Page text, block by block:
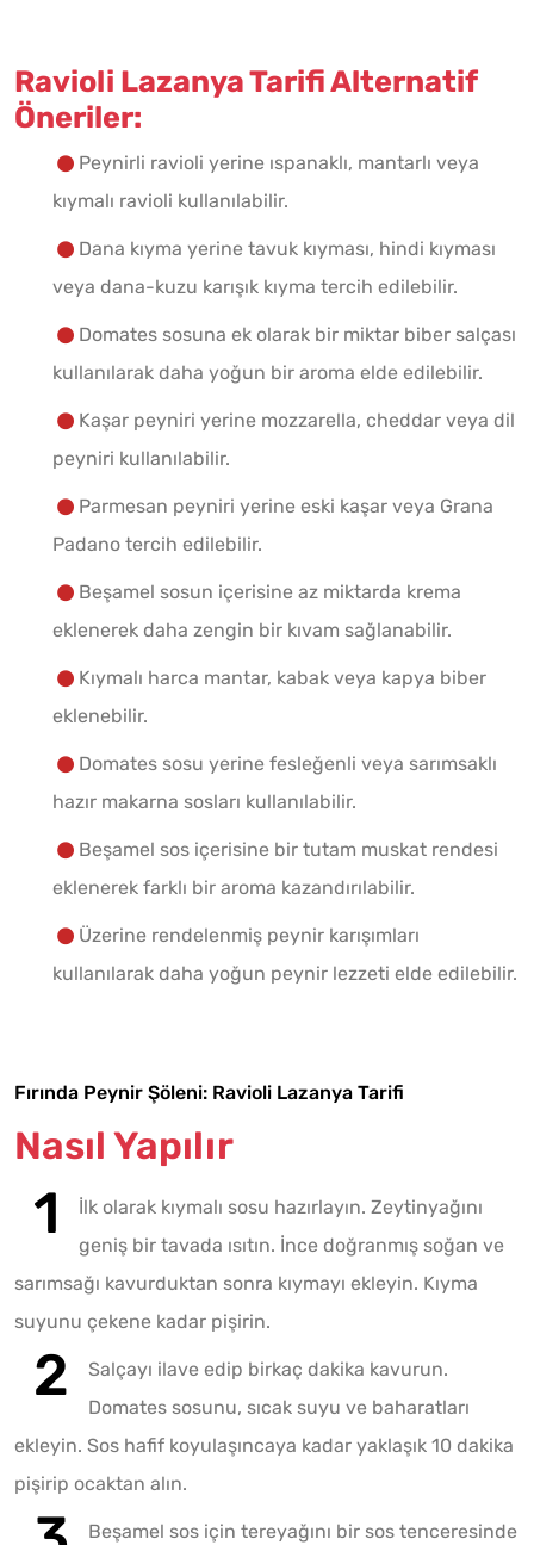
Ravioli Lazanya Tarifi Alternatif
Öneriler:
Peynirli ravioli yerine ıspanaklı, mantarlı veya
kıymalı ravioli kullanılabilir.
Dana kıyma yerine tavuk kıyması, hindi kıyması
veya dana-kuzu karışık kıyma tercih edilebilir.
Domates sosuna ek olarak bir miktar biber salçası
kullanılarak daha yoğun bir aroma elde edilebilir.
Kaşar peyniri yerine mozzarella, cheddar veya dil
peyniri kullanılabilir.
Parmesan peyniri yerine eski kaşar veya Grana
Padano tercih edilebilir.
Beşamel sosun içerisine az miktarda krema
eklenerek daha zengin bir kıvam sağlanabilir.
Kıymalı harca mantar, kabak veya kapya biber
eklenebilir.
Domates sosu yerine fesleğenli veya sarımsaklı
hazır makarna sosları kullanılabilir.
Beşamel sos içerisine bir tutam muskat rendesi
eklenerek farklı bir aroma kazandırılabilir.
Üzerine rendelenmiş peynir karışımları
kullanılarak daha yoğun peynir lezzeti elde edilebilir.
Fırında Peynir Şöleni: Ravioli Lazanya Tarifi
Nasıl Yapılır
İlk olarak kıymalı sosu hazırlayın. Zeytinyağını
geniş bir tavada ısıtın. İnce doğranmış soğan ve
sarımsağı kavurduktan sonra kıymayı ekleyin. Kıyma
suyunu çekene kadar pişirin.
Salçayı ilave edip birkaç dakika kavurun.
Domates sosunu, sıcak suyu ve baharatları
ekleyin. Sos hafif koyulaşıncaya kadar yaklaşık 10 dakika
pişirip ocaktan alın.
Beşamel sos için tereyağını bir sos tenceresinde